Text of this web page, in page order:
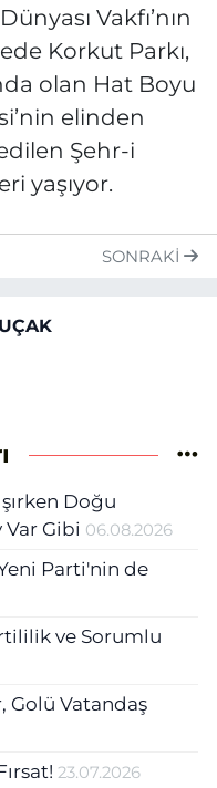
Vakfı’nın
Korkut Parkı,
olan Hat Boyu
elinden
Şehr-i
yaşıyor.
SONRAKI
Doğu
Var Gibi 06.08.2026
Parti'nin de
ve Sorumlu
Golü Vatandaş
23.07.2026